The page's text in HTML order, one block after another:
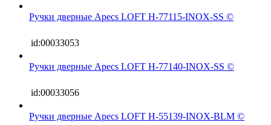
Ручки дверные Apecs LOFT H-77115-INOX-SS ©
id:00033053
Ручки дверные Apecs LOFT H-77140-INOX-SS ©
id:00033056
Ручки дверные Apecs LOFT H-55139-INOX-BLM ©